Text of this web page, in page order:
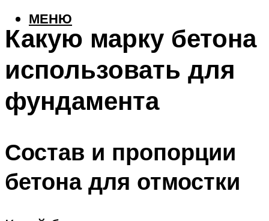
МЕНЮ
Какую марку бетона
использовать для
фундамента
Состав и пропорции
бетона для отмостки